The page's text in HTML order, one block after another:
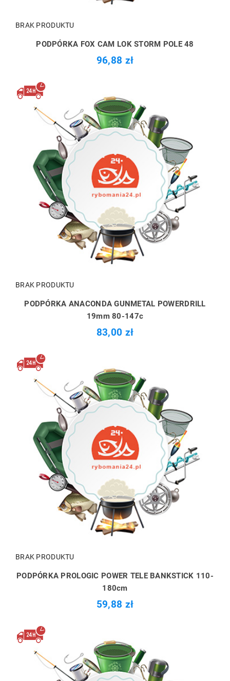
BRAK PRODUKTU
PODPÓRKA FOX CAM LOK STORM POLE 48
96,88 zł
BRAK PRODUKTU
PODPÓRKA ANACONDA GUNMETAL POWERDRILL
19mm 80-147c
83,00 zł
BRAK PRODUKTU
PODPÓRKA PROLOGIC POWER TELE BANKSTICK 110-
180cm
59,88 zł